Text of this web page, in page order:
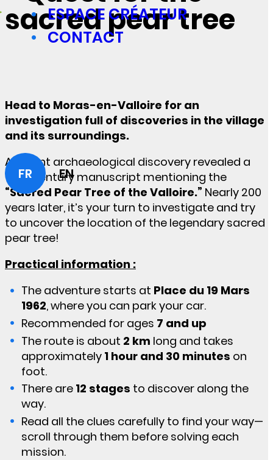
ESPACE CRÉATEUR
CONTACT
FR EN
sacred pear tree
Head to Moras-en-Valloire for an
investigation full of discoveries in the village
and its surroundings.
A recent archaeological discovery revealed a
19th-century manuscript mentioning the
“Sacred Pear Tree of the Valloire.” Nearly 200
years later, it’s your turn to investigate and try
to uncover the location of the legendary sacred
pear tree!
Practical information :
The adventure starts at Place du 19 Mars
1962, where you can park your car.
Recommended for ages 7 and up
The route is about 2 km long and takes
approximately 1 hour and 30 minutes on
foot.
There are 12 stages to discover along the
way.
Read all the clues carefully to find your way—
scroll through them before solving each
mission.